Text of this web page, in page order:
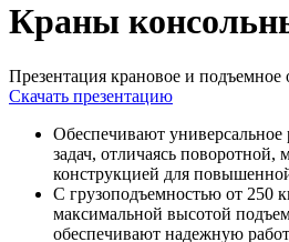
Краны
Презентация крановое и
Скачать презентацию
Обеспечивают
задач, отличаясь поворотной,
конструкцией для
С грузоподъемностью от 250
максимальной высотой
обеспечивают надежную